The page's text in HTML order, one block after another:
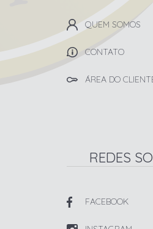
QUEM SOMOS
CONTATO
ÁREA DO
REDES
FACEBOOK